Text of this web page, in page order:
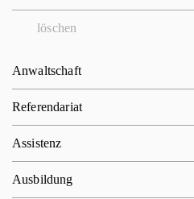
löschen
Anwaltschaft
Referendariat
Assistenz
Ausbildung